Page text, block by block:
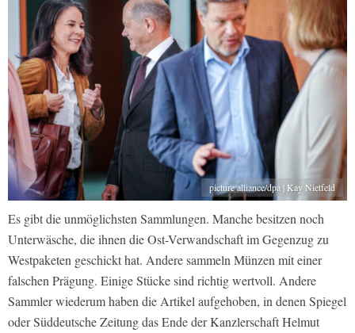
picture alliance/dpa | Kay Nietfeld
Es gibt die unmöglichsten Sammlungen. Manche besitzen noch
Unterwäsche, die ihnen die Ost-Verwandschaft im Gegenzug zu
Westpaketen geschickt hat. Andere sammeln Münzen mit einer
falschen Prägung. Einige Stücke sind richtig wertvoll. Andere
Sammler wiederum haben die Artikel aufgehoben, in denen Spiegel
oder Süddeutsche Zeitung das Ende der Kanzlerschaft Helmut